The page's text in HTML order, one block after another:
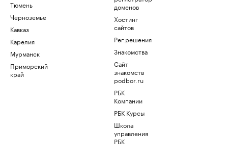
Тюмень
Черноземье
Кавказ
Карелия
Мурманск
Приморский
край
доменов
Хостинг
сайтов
Рег.решения
Знакомства
Сайт
знакомств
podbor.ru
РБК
Компании
РБК Курсы
Школа
управления
РБК